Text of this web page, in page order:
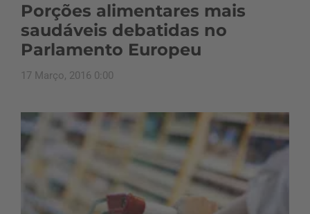
Porções alimentares mais
saudáveis debatidas no
Parlamento Europeu
17 Março, 2016 0:00